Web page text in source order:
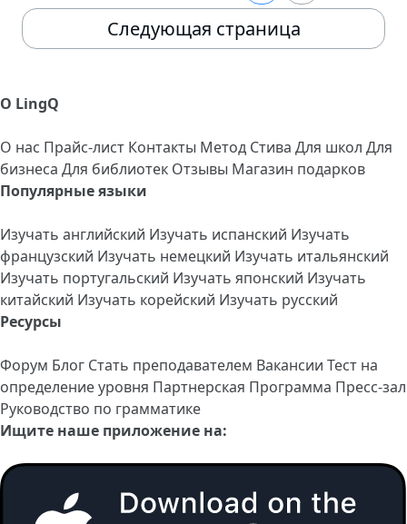
Следующая страница
О LingQ
О нас Прайс-лист Контакты Метод Стива Для школ Для
бизнеса Для библиотек Отзывы Магазин подарков
Популярные языки
Изучать английский Изучать испанский Изучать
французский Изучать немецкий Изучать итальянский
Изучать португальский Изучать японский Изучать
китайский Изучать корейский Изучать русский
Ресурсы
Форум Блог Стать преподавателем Вакансии Тест на
определение уровня Партнерская Программа Пресс-зал
Руководство по грамматике
Ищите наше приложение на: